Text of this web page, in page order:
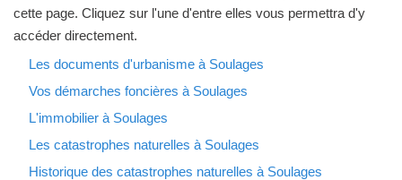
cette page. Cliquez sur l'une d'entre elles vous permettra d'y
accéder directement.
Les documents d'urbanisme à Soulages
Vos démarches foncières à Soulages
L'immobilier à Soulages
Les catastrophes naturelles à Soulages
Historique des catastrophes naturelles à Soulages